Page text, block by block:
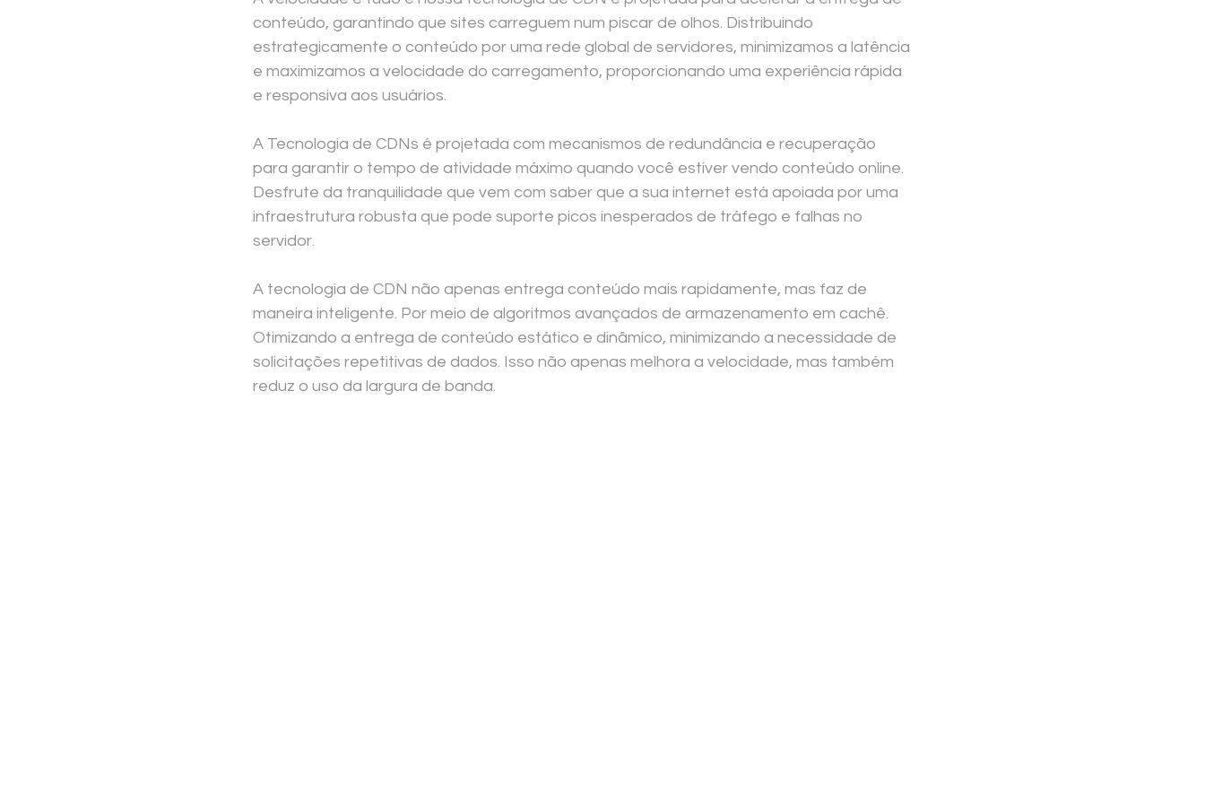
conteúdo, garantindo que sites carreguem num piscar de olhos. Distribuindo
estrategicamente o conteúdo por uma rede global de servidores, minimizamos a latência
e maximizamos a velocidade do carregamento, proporcionando uma experiência rápida
e responsiva aos usuários.
A Tecnologia de CDNs é projetada com mecanismos de redundância e recuperação
para garantir o tempo de atividade máximo quando você estiver vendo conteúdo online.
Desfrute da tranquilidade que vem com saber que a sua internet está apoiada por uma
infraestrutura robusta que pode suporte picos inesperados de tráfego e falhas no
servidor.
A tecnologia de CDN não apenas entrega conteúdo mais rapidamente, mas faz de
maneira inteligente. Por meio de algoritmos avançados de armazenamento em cachê.
Otimizando a entrega de conteúdo estático e dinâmico, minimizando a necessidade de
solicitações repetitivas de dados. Isso não apenas melhora a velocidade, mas também
reduz o uso da largura de banda.